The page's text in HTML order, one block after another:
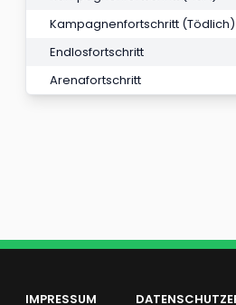
Kampagnenfortschritt (Tödlich)
Endlosfortschritt
Arenafortschritt
IMPRESSUM